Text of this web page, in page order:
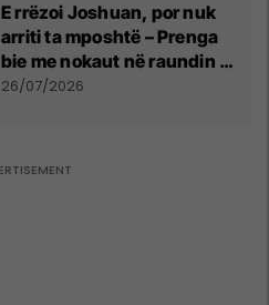
E rrëzoi Joshuan, por nuk
arriti ta mposhtë – Prenga
bie me nokaut në raundin e
dytë
26/07/2026